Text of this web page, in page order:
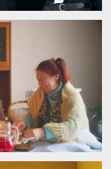
longer issue a
captcha or
jschallenge
reach origin
server.
Sessione
Cookie di
Wordpress,
verifica che il
browser accetti i
cookie.
Sessione
Cookie
generato da
applicazioni